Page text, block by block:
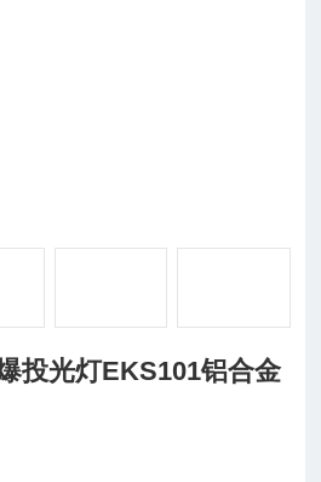
投光灯EKS101铝合金